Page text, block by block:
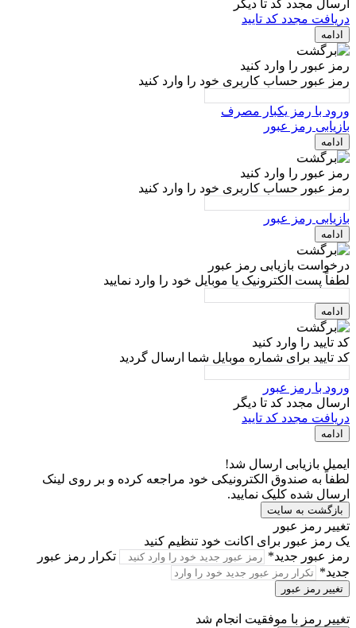
ارسال مجدد کد تا دیگر
دریافت مجدد کد تایید
ادامه
رمز عبور را وارد کنید
رمز عبور حساب کاربری خود را وارد کنید
ورود با رمز یکبار مصرف
بازیابی رمز عبور
ادامه
رمز عبور را وارد کنید
رمز عبور حساب کاربری خود را وارد کنید
بازیابی رمز عبور
ادامه
درخواست بازیابی رمز عبور
لطفاً پست الکترونیک یا موبایل خود را وارد نمایید
ادامه
کد تایید را وارد کنید
کد تایید برای شماره موبایل شما ارسال گردید
ورود با رمز عبور
ارسال مجدد کد تا دیگر
دریافت مجدد کد تایید
ادامه
ایمیل بازیابی ارسال شد!
لطفاً به صندوق الکترونیکی خود مراجعه کرده و بر روی لینک
ارسال شده کلیک نمایید.
بازگشت به سایت
تغییر رمز عبور
یک رمز عبور برای اکانت خود تنظیم کنید
رمز عبور جدید*
تکرار رمز عبور
جدید*
تغییر رمز عبور
تغییر رمز با موفقیت انجام شد